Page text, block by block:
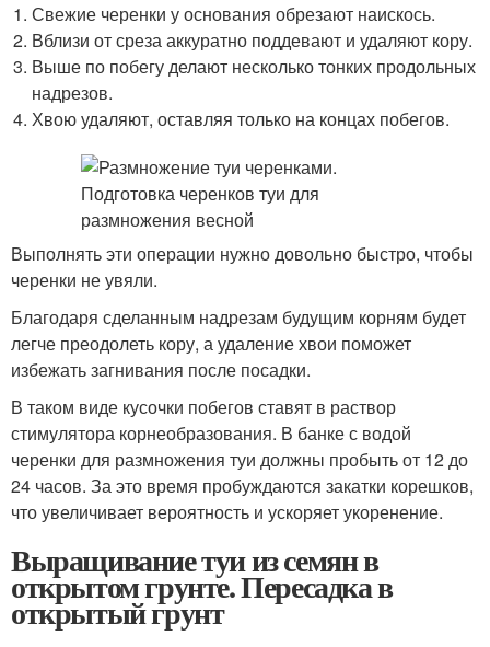
Свежие черенки у основания обрезают наискось.
Вблизи от среза аккуратно поддевают и удаляют кору.
Выше по побегу делают несколько тонких продольных
надрезов.
Хвою удаляют, оставляя только на концах побегов.
Выполнять эти операции нужно довольно быстро, чтобы
черенки не увяли.
Благодаря сделанным надрезам будущим корням будет
легче преодолеть кору, а удаление хвои поможет
избежать загнивания после посадки.
В таком виде кусочки побегов ставят в раствор
стимулятора корнеобразования. В банке с водой
черенки для размножения туи должны пробыть от 12 до
24 часов. За это время пробуждаются закатки корешков,
что увеличивает вероятность и ускоряет укоренение.
Выращивание туи из семян в
открытом грунте. Пересадка в
открытый грунт